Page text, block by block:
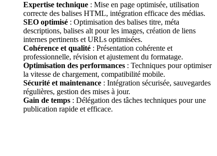
Expertise technique : Mise en page optimisée, utilisation
correcte des balises HTML, intégration efficace des médias.
SEO optimisé : Optimisation des balises titre, méta
descriptions, balises alt pour les images, création de liens
internes pertinents et URLs optimisées.
Cohérence et qualité : Présentation cohérente et
professionnelle, révision et ajustement du formatage.
Optimisation des performances : Techniques pour optimiser
la vitesse de chargement, compatibilité mobile.
Sécurité et maintenance : Intégration sécurisée, sauvegardes
régulières, gestion des mises à jour.
Gain de temps : Délégation des tâches techniques pour une
publication rapide et efficace.